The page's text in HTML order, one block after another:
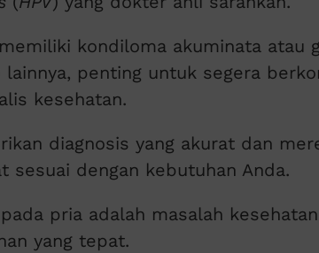
kondiloma akuminata atau
lainnya, penting untuk segera
kesehatan.
diagnosis yang akurat dan
sesuai dengan kebutuhan Anda.
pria adalah masalah
yang tepat.